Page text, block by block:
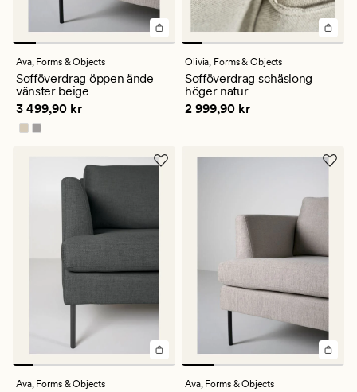
Ava, Forms & Objects
Sofföverdrag öppen ände
vänster beige
Pris 3 499,90 kr
3 499,90 kr
Olivia, Forms & Objects
Sofföverdrag schäslong
höger natur
Pris 2 999,90 kr
2 999,90 kr
Ava, Forms & Objects Ava, Forms & Objects